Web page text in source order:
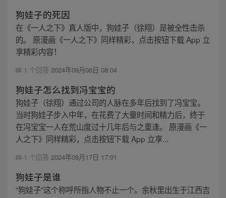
狗娃子的死因
在《一人之下》真人版中，狗娃子（徐翔）是被全性击杀
的。 原漫画《一人之下》同样精彩，点击按钮下载 App 立
享精彩内容！
1 个回答 2024年09月06日 08:04
狗娃子怎么找到冯宝宝的
狗娃子（徐翔）通过公司的人脉在多年后找到了冯宝宝。
当时狗娃子步入中年，在花费了大量时间和精力后，终于
在冯宝宝一人在荒山度过十几年后与之重逢。 原漫画《一
人之下》同样精彩，点击按钮下载 App 立享...
1 个回答 2024年08月17日 17:01
狗娃子是谁
“狗娃子”这个称呼所指人物不止一个。余秋里出生于江西吉